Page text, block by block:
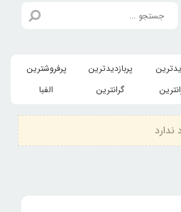
پربازدیدترین
پرفروشترین
گرانترین الفبا